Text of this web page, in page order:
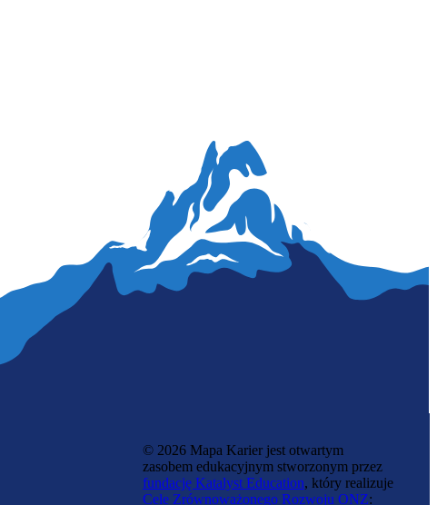
© 2026 Mapa Karier jest otwartym
zasobem edukacyjnym stworzonym przez
fundację Katalyst Education, który realizuje
Cele Zrównoważonego Rozwoju ONZ: